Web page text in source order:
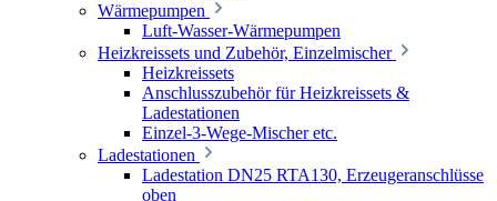
Wärmepumpen
Luft-Wasser-Wärmepumpen
Heizkreissets und Zubehör, Einzelmischer
Heizkreissets
Anschlusszubehör für Heizkreissets &
Ladestationen
Einzel-3-Wege-Mischer etc.
Ladestationen
Ladestation DN25 RTA130, Erzeugeranschlüsse
oben